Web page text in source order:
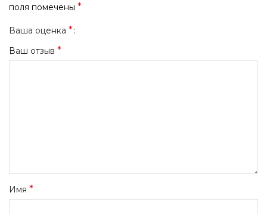
поля помечены *
Ваша оценка *
Ваш отзыв *
Имя *